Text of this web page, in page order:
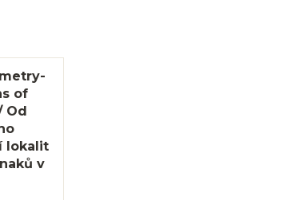
of
Od
lokalit
v